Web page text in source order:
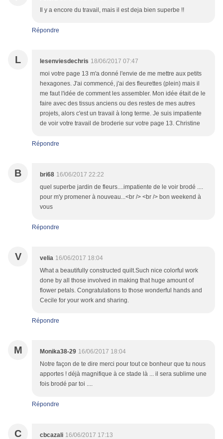
Il y a encore du travail, mais il est deja bien superbe !!
Répondre
L lesenviesdechris 18/06/2017 07:47
moi votre page 13 m'a donné l'envie de me mettre aux petits
hexagones. J'ai commencé, j'ai des fleurettes (plein) mais il
me faut l'idée de comment les assembler. Mon idée était de le
faire avec des tissus anciens ou des restes de mes autres
projets, alors c'est un travail à long terme. Je suis impatiente
de voir votre travail de broderie sur votre page 13. Christine
Répondre
B bri68 16/06/2017 22:22
quel superbe jardin de fleurs....impatiente de le voir brodé ....
pour m'y promener à nouveau...<br /> <br /> bon weekend à
vous
Répondre
V velia 16/06/2017 18:04
What a beautifully constructed quilt.Such nice colorful work
done by all those involved in making that huge amount of
flower petals. Congratulations to those wonderful hands and
Cecile for your work and sharing.
Répondre
M Monika38-29 16/06/2017 18:04
Notre façon de te dire merci pour tout ce bonheur que tu nous
apportes ! déjà magnifique à ce stade là ... il sera sublime une
fois brodé par toi ....
Répondre
C cbcazali 16/06/2017 17:13